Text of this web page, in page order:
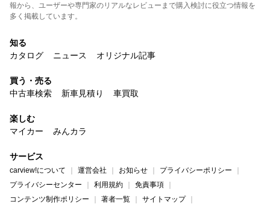
報から、ユーザーや専門家のリアルなレビューまで購入検討に役立つ情報を
多く掲載しています。
知る
カタログ
ニュース オリジナル記事
買う・売る
中古車検索
新車見積り 車買取
楽しむ
マイカー
みんカラ
サービス
carview!について 運営会社 お知らせ
プライバシーポリシー
プライバシーセンター
利用規約
免責事項
コンテンツ制作ポリシー
著者一覧
サイトマップ